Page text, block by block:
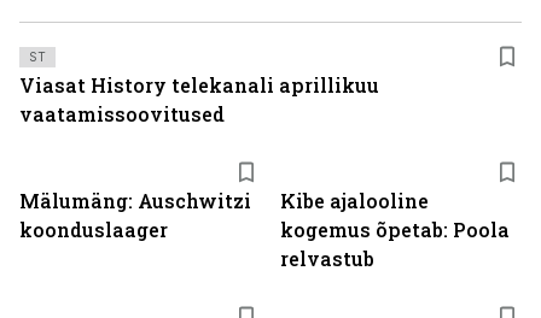
Mälumäng: Auschwitzi
koonduslaager
Kibe ajalooline
kogemus õpetab: Poola
relvastub
ST
Viasat History telekanali aprillikuu
vaatamissoovitused